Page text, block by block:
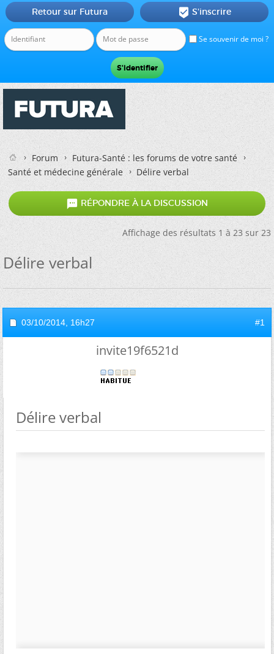
Se souvenir de moi ?
Retour sur Futura  S'inscrire
Forum
Futura-Santé : les forums de votre santé
Santé et médecine générale
Délire verbal
 RÉPONDRE À LA DISCUSSION
Affichage des résultats 1 à 23 sur 23
Délire verbal
03/10/2014, 16h27 #1
invite19f6521d
Délire verbal